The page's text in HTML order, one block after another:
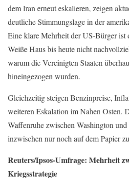
dem Iran erneut eskalieren, zeigen
deutliche Stimmungslage in der
Eine klare Mehrheit der US-Bürger ist
Weiße Haus bis heute nicht
warum die Vereinigten Staaten
hineingezogen wurden.
Gleichzeitig steigen Benzinpreise,
weiteren Eskalation im Nahen Osten.
Waffenruhe zwischen Washington und
inzwischen nur noch auf dem Papier
Reuters/Ipsos-Umfrage: Mehrheit
Kriegsstrategie